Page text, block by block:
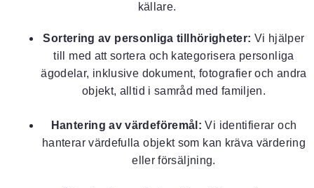
källare.
Sortering av personliga tillhörigheter: Vi hjälper
till med att sortera och kategorisera personliga
ägodelar, inklusive dokument, fotografier och andra
objekt, alltid i samråd med familjen.
Hantering av värdeföremål: Vi identifierar och
hanterar värdefulla objekt som kan kräva värdering
eller försäljning.